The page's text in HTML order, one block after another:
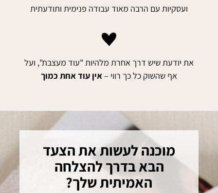
ועסקיות עם הרבה מאוד עבודה פנימית ותודעתית
את יודעת שיש דרך אחרת מלהיות "עוד מעצבת", ועל
אף שהשוק כל כך רווי –אין עוד אחת כמוך
מוכנה לעשות את הצעד
הבא בדרך להצלחה
האמיתית שלך?